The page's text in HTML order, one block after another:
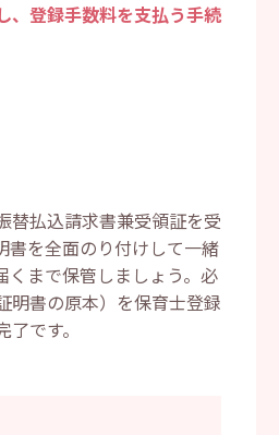
、登録手数料を支払う手続
替払込請求書兼受領証を受
書を全面のり付けして一緒
くまで保管しましょう。必
明書の原本）を保育士登録
です。